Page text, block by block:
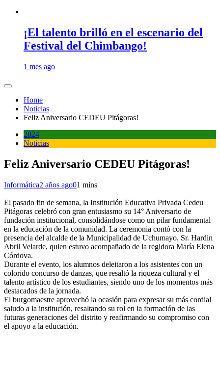
¡El talento brilló en el escenario del
Festival del Chimbango!
1 mes ago
Home
Noticias
Feliz Aniversario CEDEU Pitágoras!
2024
Noticias
Feliz Aniversario CEDEU Pitágoras!
Informática2 años ago01 mins
El pasado fin de semana, la Institución Educativa Privada Cedeu
Pitágoras celebró con gran entusiasmo su 14° Aniversario de
fundación institucional, consolidándose como un pilar fundamental
en la educación de la comunidad. La ceremonia contó con la
presencia del alcalde de la Municipalidad de Uchumayo, Sr. Hardin
Abril Velarde, quien estuvo acompañado de la regidora María Elena
Córdova.
Durante el evento, los alumnos deleitaron a los asistentes con un
colorido concurso de danzas, que resaltó la riqueza cultural y el
talento artístico de los estudiantes, siendo uno de los momentos más
destacados de la jornada.
El burgomaestre aprovechó la ocasión para expresar su más cordial
saludo a la institución, resaltando su rol en la formación de las
futuras generaciones del distrito y reafirmando su compromiso con
el apoyo a la educación.